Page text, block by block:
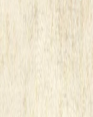
SKIP TO CONTENT